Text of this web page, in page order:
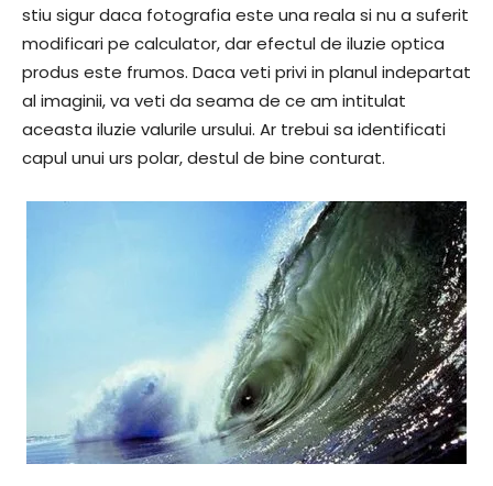
stiu sigur daca fotografia este una reala si nu a suferit
modificari pe calculator, dar efectul de iluzie optica
produs este frumos. Daca veti privi in planul indepartat
al imaginii, va veti da seama de ce am intitulat
aceasta iluzie valurile ursului. Ar trebui sa identificati
capul unui urs polar, destul de bine conturat.